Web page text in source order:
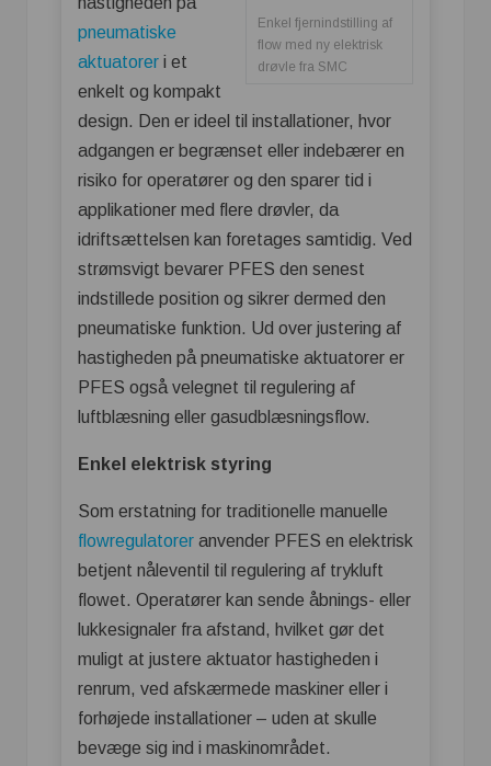
Enkel fjernindstilling af
flow med ny elektrisk
drøvle fra SMC
pneumatiske
aktuatorer i et
enkelt og kompakt
design. Den er ideel til installationer, hvor
adgangen er begrænset eller indebærer en
risiko for operatører og den sparer tid i
applikationer med flere drøvler, da
idriftsættelsen kan foretages samtidig. Ved
strømsvigt bevarer PFES den senest
indstillede position og sikrer dermed den
pneumatiske funktion. Ud over justering af
hastigheden på pneumatiske aktuatorer er
PFES også velegnet til regulering af
luftblæsning eller gasudblæsningsflow.
Enkel elektrisk styring
Som erstatning for traditionelle manuelle
flowregulatorer anvender PFES en elektrisk
betjent nåleventil til regulering af trykluft
flowet. Operatører kan sende åbnings- eller
lukkesignaler fra afstand, hvilket gør det
muligt at justere aktuator hastigheden i
renrum, ved afskærmede maskiner eller i
forhøjede installationer – uden at skulle
bevæge sig ind i maskinområdet.